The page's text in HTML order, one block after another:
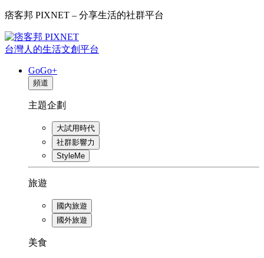
痞客邦 PIXNET – 分享生活的社群平台
台灣人的生活文創平台
GoGo+
頻道
主題企劃
大試用時代
社群影響力
StyleMe
旅遊
國內旅遊
國外旅遊
美食